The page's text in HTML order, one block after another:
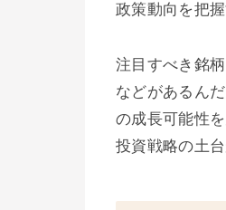
政策動向を把
注目すべき銘
などがあるん
の成長可能性
投資戦略の土